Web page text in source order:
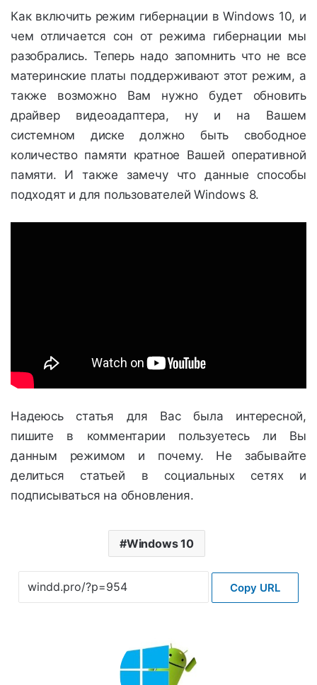
Как включить режим гибернации в Windows 10, и
чем отличается сон от режима гибернации мы
разобрались. Теперь надо запомнить что не все
материнские платы поддерживают этот режим, а
также возможно Вам нужно будет обновить
драйвер видеоадаптера, ну и на Вашем
системном диске должно быть свободное
количество памяти кратное Вашей оперативной
памяти. И также замечу что данные способы
подходят и для пользователей Windows 8.
Надеюсь статья для Вас была интересной,
пишите в комментарии пользуетесь ли Вы
данным режимом и почему. Не забывайте
делиться статьей в социальных сетях и
подписываться на обновления.
Windows 10
Copy URL